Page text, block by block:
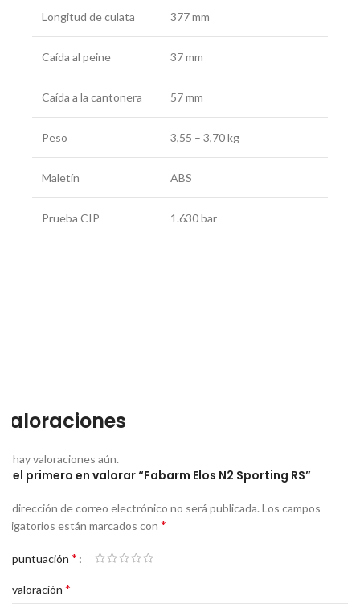
Longitud de culata 377 mm
Caída al peine 37 mm
Caída a la cantonera 57 mm
Peso 3,55 – 3,70 kg
Maletín ABS
Prueba CIP 1.630 bar
hay valoraciones aún.
el primero en valorar “Fabarm Elos N2 Sporting RS”
dirección de correo electrónico no será publicada.Los campos
están marcados con *
puntuación *
valoración *